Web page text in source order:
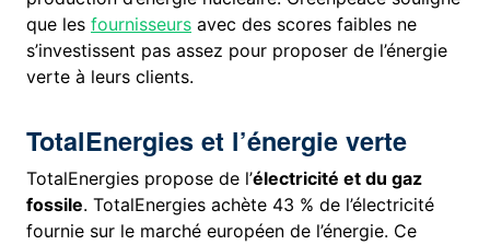
que les fournisseurs avec des scores faibles ne
s’investissent pas assez pour proposer de l’énergie
verte à leurs clients.
TotalEnergies et l’énergie verte
TotalEnergies propose de l’électricité et du gaz
fossile. TotalEnergies achète 43 % de l’électricité
fournie sur le marché européen de l’énergie. Ce